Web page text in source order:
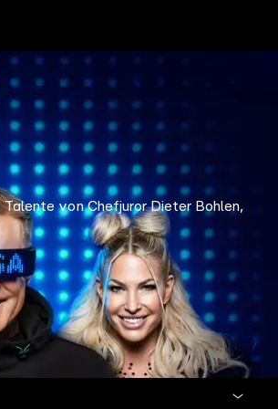
von Chefjuror Dieter Bohlen,